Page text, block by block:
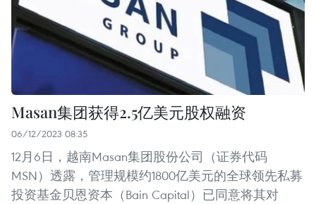
Masan集团获得2.5亿美元股权融资
06/12/2023 08:35
12月6日，越南Masan集团股份公司（证券代码
MSN）透露，管理规模约1800亿美元的全球领先私募
投资基金贝恩资本（Bain Capital）已同意将其对